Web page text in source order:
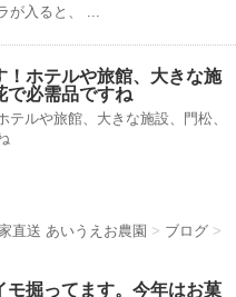
が入ると、 ...
！ホテルや旅館、大きな施
で必需品ですね
テルや旅館、大きな施設、門松、
直送 あいうえお農園 > ブログ >
モ掘ってます。今年はお菓